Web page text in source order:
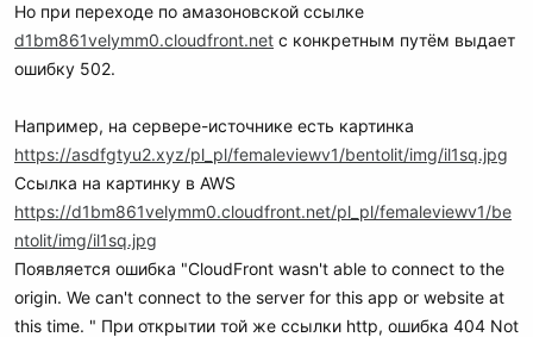
Но при переходе по амазоновской ссылке
d1bm861velymm0.cloudfront.net с конкретным путём выдает
ошибку 502.
Например, на сервере-источнике есть картинка
https://asdfgtyu2.xyz/pl_pl/femaleviewv1/bentolit/img/il1sq.jpg
Ссылка на картинку в AWS
https://d1bm861velymm0.cloudfront.net/pl_pl/femaleviewv1/be
ntolit/img/il1sq.jpg
Появляется ошибка "CloudFront wasn't able to connect to the
origin. We can't connect to the server for this app or website at
this time. " При открытии той же ссылки http, ошибка 404 Not